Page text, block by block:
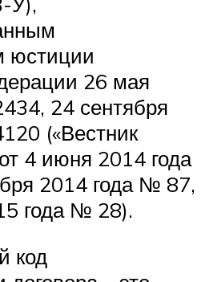
юстиции
26 мая
24 сентября
(«Вестник
4 июня 2014 года
2014 года № 87,
года № 28).
код